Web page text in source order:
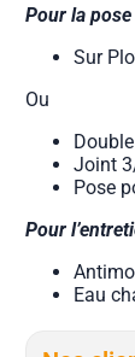
Pour la pose
Sur
Ou
Joint
Pose
Pour
Eau